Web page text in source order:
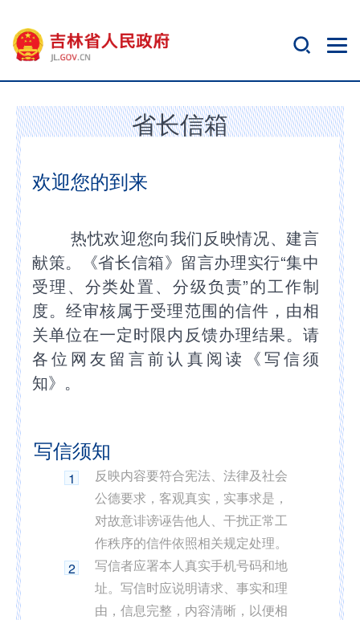
省长信箱
欢迎您的到来
热忱欢迎您向我们反映情况、建言
献策。《省长信箱》留言办理实行“集中
受理、分类处置、分级负责”的工作制
度。经审核属于受理范围的信件，由相
关单位在一定时限内反馈办理结果。请
各位网友留言前认真阅读《写信须
知》。
写信须知
1
反映内容要符合宪法、法律及社会
公德要求，客观真实，实事求是，
对故意诽谤诬告他人、干扰正常工
作秩序的信件依照相关规定处理。
2
写信者应署本人真实手机号码和地
址。写信时应说明请求、事实和理
由，信息完整，内容清晰，以便相